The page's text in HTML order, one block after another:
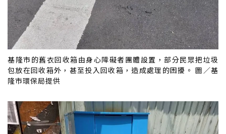
基隆市的舊衣回收箱由身心障礙者團體設置，部分民眾把垃圾
包放在回收箱外，甚至投入回收箱，造成處理的困擾。 圖／基
隆市環保局提供